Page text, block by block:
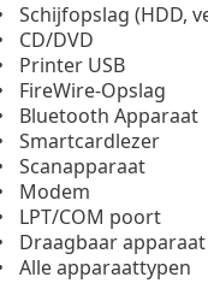
Schijfopslag (HDD,
CD/DVD
Printer USB
FireWire-Opslag
Bluetooth Apparaat
Smartcardlezer
Scanapparaat
Modem
LPT/COM poort
Draagbaar
Alle apparaattypen